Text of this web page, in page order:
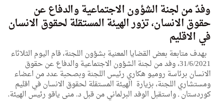
وفدٌ من لجنة الشؤون الاجتماعية والدفاع عن
حقوق الانسان، تزور الهيئة المستقلة لحقوق الانسان
في الاقليم
بهدف متابعة بعض القضايا المعنية بشؤون اللجنة، قام اليوم الثلاثاء
31/6/2021، وفد من لجنة الشؤون الاجتماعية والدفاع عن حقوق
الانسان برئاسة روميو هكاري رئيس اللجنة وبصحبة عدد من اعضاء
ومستشاري اللجنة، بزيارة الهيئة المستقلة لحقوق الانسان في اقليم
كوردستان ـ واستقبل الوفد البرلماني من قبل د. منى ياقو رئيس الهيئة.